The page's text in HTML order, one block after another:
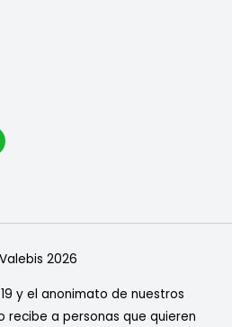
Valebis 2026
y el anonimato de nuestros
recibe a personas que quieren